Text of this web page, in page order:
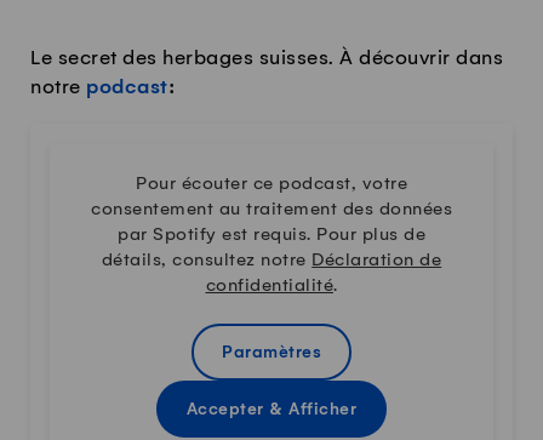
Le secret des herbages suisses. À découvrir dans
notre podcast:
Pour écouter ce podcast, votre
consentement au traitement des données
par Spotify est requis. Pour plus de
détails, consultez notre Déclaration de
confidentialité.
Paramètres
Accepter & Afficher